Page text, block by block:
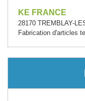
KE FRANCE
28170 TREMBLAY-
Fabrication d'articles